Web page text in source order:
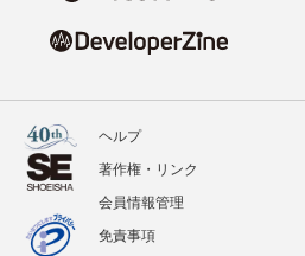
ヘルプ
著作権・リンク
会員情報管理
免責事項